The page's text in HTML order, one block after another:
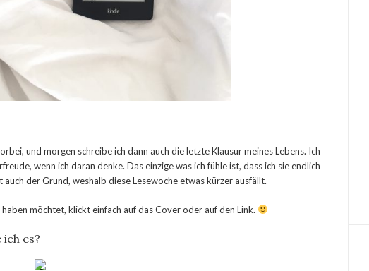
und morgen schreibe ich dann auch die letzte Klausur meines Lebens. Ich
wenn ich daran denke. Das einzige was ich fühle ist, dass ich sie endlich
der Grund, weshalb diese Lesewoche etwas kürzer ausfällt.
möchtet, klickt einfach auf das Cover oder auf den Link.
es?